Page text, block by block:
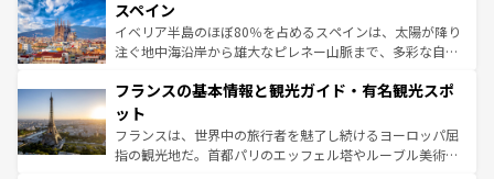
ろん、トスカーナの美しい田園風景やアマルフィ海岸の絶
景など、自然景観も見逃せない。観光の合間には、本場の
ピザやパスタなど、絶品のイタリア料理を堪能することも
ませてくれるイタリアで、忘れられない旅をしてみよう！
なお、新着のイタリア情報は
しい。
スペイン
イベリア半島のほぼ80％を占めるスペインは、太陽が降り
注ぐ地中海沿岸から雄大なピレネー山脈まで、多彩な自然
文化が根付くこの国では、情熱的なフラメンコ、熱気あふ
れる闘牛、そして美味しいタパスが生活の一部となってい
る。首都マドリードの洗練された雰囲気や、バルセロナの
アートに溢れた街角から、地方では古代ローマ遺跡や中世
フランスの基本情報と観光ガイド・有名観光スポ
ット
フランスは、世界中の旅行者を魅了し続けるヨーロッパ屈
指の観光地だ。首都パリのエッフェル塔やルーブル美術館